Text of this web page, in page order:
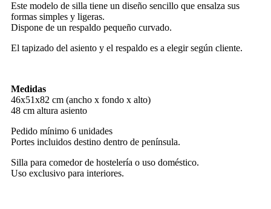
Este modelo de silla tiene un diseño sencillo que ensalza sus
formas simples y ligeras.
Dispone de un respaldo pequeño curvado.
El tapizado del asiento y el respaldo es a elegir según cliente.
Medidas
46x51x82 cm (ancho x fondo x alto)
48 cm altura asiento
Pedido mínimo 6 unidades
Portes incluidos destino dentro de península.
Silla para comedor de hostelería o uso doméstico.
Uso exclusivo para interiores.